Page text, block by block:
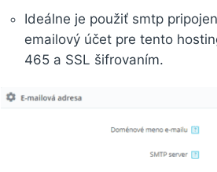
Ideálne je použiť smtp
emailový účet pre tento
465 a SSL šifrovaním.